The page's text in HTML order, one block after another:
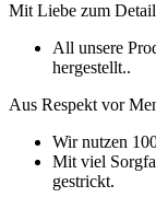
Mit Liebe zum Detail
All unsere
hergestellt..
Aus Respekt vor
Wir nutzen
Mit viel
gestrickt.